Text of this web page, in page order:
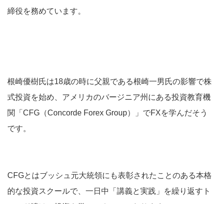
締役を務めています。
根崎優樹氏は18歳の時に父親である根崎一男氏の影響で株
式投資を始め、アメリカのバージニア州にある投資教育機
関「CFG（Concorde Forex Group）」でFXを学んだそう
です。
CFGとはブッシュ元大統領にも表彰されたことのある本格
的な投資スクールで、一日中「講義と実践」を繰り返すト